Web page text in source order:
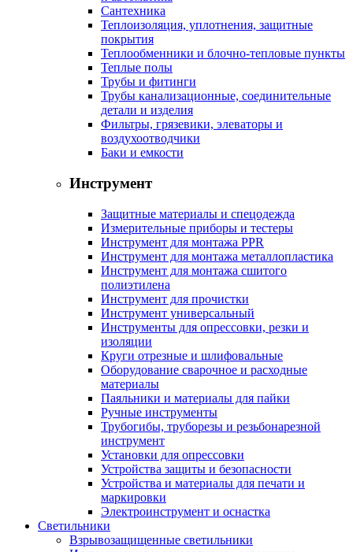
Сантехника
Теплоизоляция, уплотнения, защитные
покрытия
Теплообменники и блочно-тепловые пункты
Теплые полы
Трубы и фитинги
Трубы канализационные, соединительные
детали и изделия
Фильтры, грязевики, элеваторы и
воздухоотводчики
Баки и емкости
Инструмент
Защитные материалы и спецодежда
Измерительные приборы и тестеры
Инструмент для монтажа PPR
Инструмент для монтажа металлопластика
Инструмент для монтажа сшитого
полиэтилена
Инструмент для прочистки
Инструмент универсальный
Инструменты для опрессовки, резки и
изоляции
Круги отрезные и шлифовальные
Оборудование сварочное и расходные
материалы
Паяльники и материалы для пайки
Ручные инструменты
Трубогибы, труборезы и резьбонарезной
инструмент
Установки для опрессовки
Устройства защиты и безопасности
Устройства и материалы для печати и
маркировки
Электроинструмент и оснастка
Светильники
Взрывозащищенные светильники